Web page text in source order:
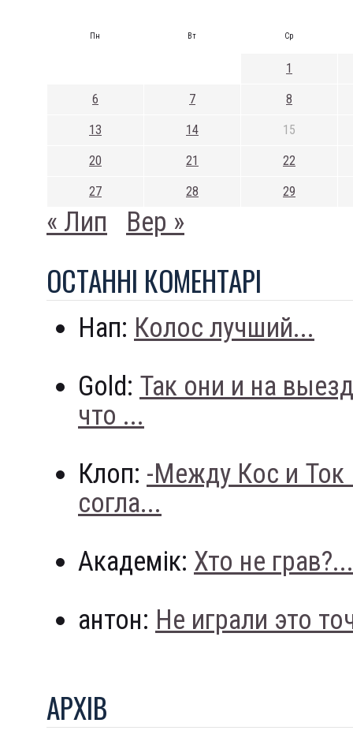
Пн Вт Ср
1
6 7 8
13 14 15
20 21 22
27 28 29
« Лип Вер »
ОСТАННI КОМЕНТАРI
Нап: Колос лучший...
Gold: Так они и на
что ...
Клоп: -Между Кос и
согла...
Академік: Хто не грав?...
антон: Не играли это
АРХIВ